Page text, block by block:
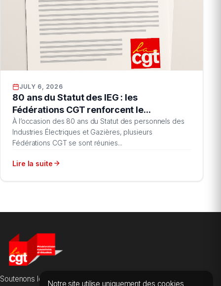
JULY 6, 2026
80 ans du Statut des IEG : les
Fédérations CGT renforcent le...
À l’occasion des 80 ans du Statut des personnels des
Industries Électriques et Gazières, plusieurs
Fédérations CGT se sont réunies...
Lire la suite
Soutenons les salarié·es des sociétés d'études, du conseil et
Notre site utilise uniquement des cookies